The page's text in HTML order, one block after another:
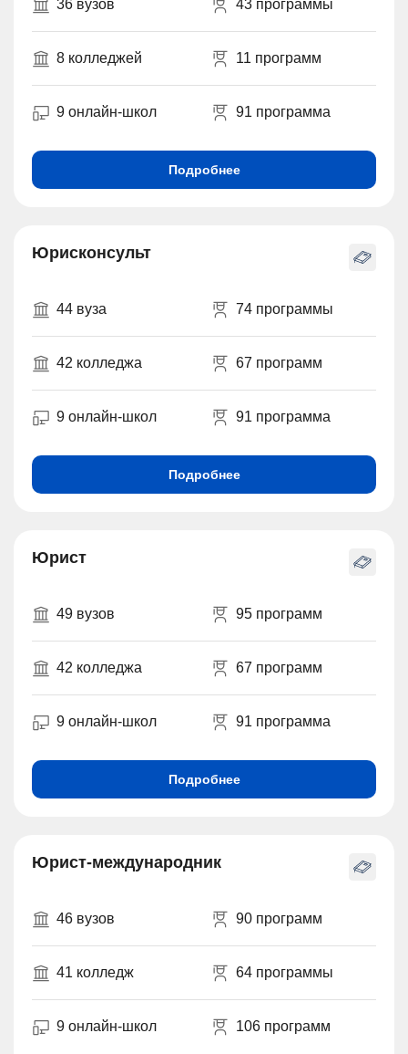
36 вузов 43 программы
8 колледжей 11 программ
9 онлайн-школ 91 программа
Подробнее
Юрисконсульт
44 вуза 74 программы
42 колледжа 67 программ
9 онлайн-школ 91 программа
Подробнее
Юрист
49 вузов 95 программ
42 колледжа 67 программ
9 онлайн-школ 91 программа
Подробнее
Юрист-международник
46 вузов 90 программ
41 колледж 64 программы
9 онлайн-школ 106 программ